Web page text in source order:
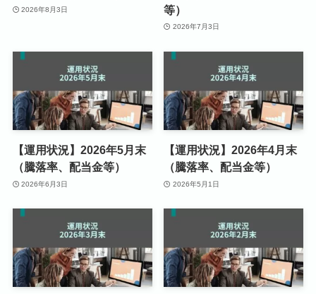
2026年8月3日
等）
2026年7月3日
【運用状況】2026年5月末
（騰落率、配当金等）
2026年6月3日
【運用状況】2026年4月末
（騰落率、配当金等）
2026年5月1日